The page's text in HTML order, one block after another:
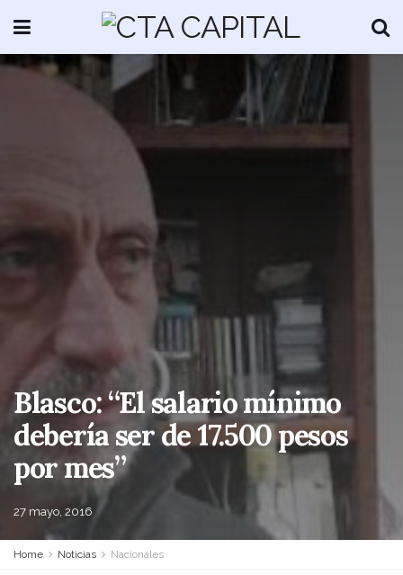
Blasco: “El salario mínimo
debería ser de 17.500 pesos
por mes”
27 mayo, 2016
Home Noticias Nacionales